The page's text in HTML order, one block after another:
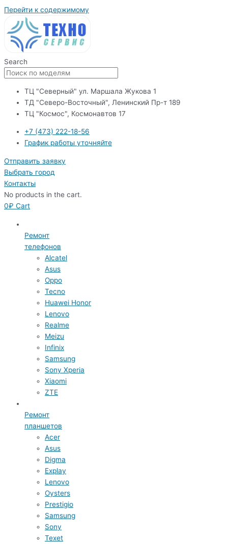
Перейти к содержимому
Search
ТЦ "Северный" ул. Маршала Жукова 1
ТД "Северо-Восточный", Ленинский Пр-т 189
ТЦ "Космос", Космонавтов 17
+7 (473) 222-18-56
График работы уточняйте
Отправить заявку
Выбрать город
Контакты
No products in the cart.
0₽ Cart
Ремонт
телефонов
Alcatel
Asus
Oppo
Tecno
Huawei Honor
Lenovo
Realme
Meizu
Infinix
Samsung
Sony Xperia
Xiaomi
ZTE
Ремонт
планшетов
Acer
Asus
Digma
Explay
Lenovo
Oysters
Prestigio
Samsung
Sony
Texet